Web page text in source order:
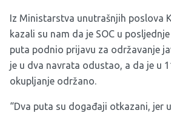
Iz Ministarstva unutrašnjih poslova
kazali su nam da je SOC u
puta podnio prijavu za održavanje
je u dva navrata odustao, a da je u
okupljanje održano.
“Dva puta su događaji otkazani, jer